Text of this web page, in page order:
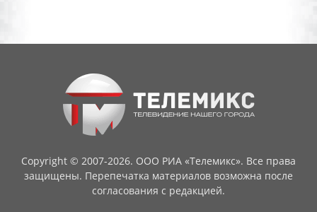
Copyright © 2007-2026. ООО РИА «Телемикс». Все права
защищены. Перепечатка материалов возможна после
согласования с редакцией.